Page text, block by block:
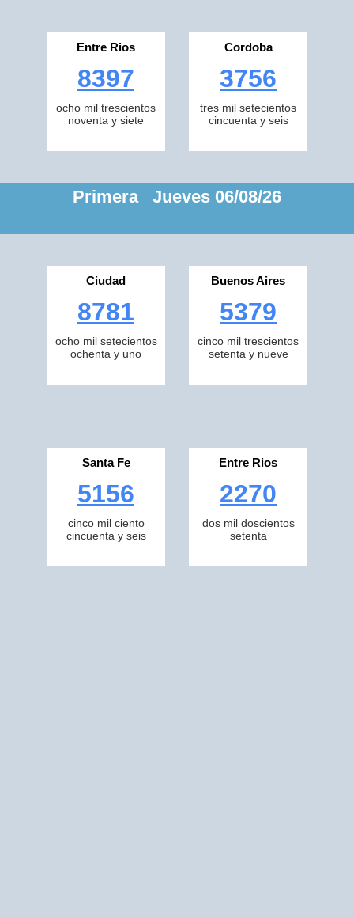
Entre Rios
8397
ocho mil trescientos
noventa y siete
Cordoba
3756
tres mil setecientos
cincuenta y seis
Primera Jueves 06/08/26
Ciudad
8781
ocho mil setecientos
ochenta y uno
Buenos Aires
5379
cinco mil trescientos
setenta y nueve
Santa Fe
5156
cinco mil ciento
cincuenta y seis
Entre Rios
2270
dos mil doscientos
setenta